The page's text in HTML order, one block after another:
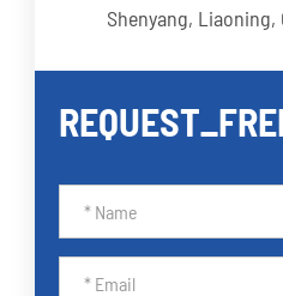
Shenyang, Liaoning,